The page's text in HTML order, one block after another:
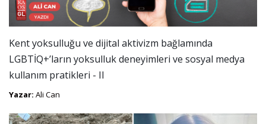
Kent yoksulluğu ve dijital aktivizm bağlamında
LGBTİQ+’ların yoksulluk deneyimleri ve sosyal medya
kullanım pratikleri - II
Yazar: Ali Can